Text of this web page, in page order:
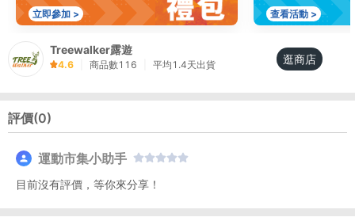
立即參加 > 查看活動 >
Treewalker露遊
4.6 商品數116 平均 1.4天出貨 逛商店
評價(0)
運動市集小助手
目前沒有評價，等你來分享！